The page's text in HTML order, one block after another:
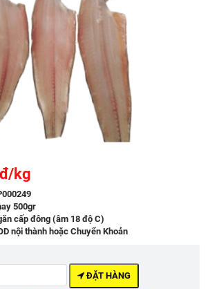
kg
500gr
cấp đông (âm 18 độ C)
nội thành hoặc Chuyển Khoản
ĐẶT HÀNG